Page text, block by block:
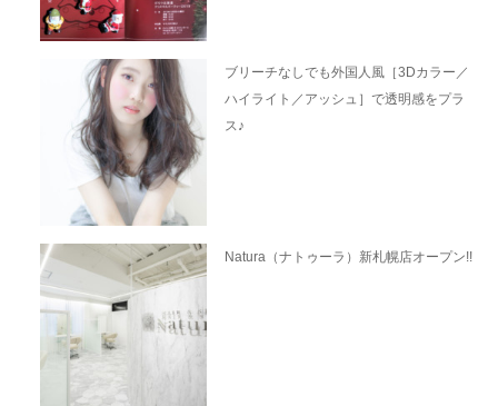
ブリーチなしでも外国人風［3Dカラー／
ハイライト／アッシュ］で透明感をプラ
ス♪
Natura（ナトゥーラ）新札幌店オープン!!